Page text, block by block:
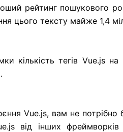
рейтинг пошукового
цього тексту майже 1,4
кількість тегів
Vue.js, вам не потрібно
від інших